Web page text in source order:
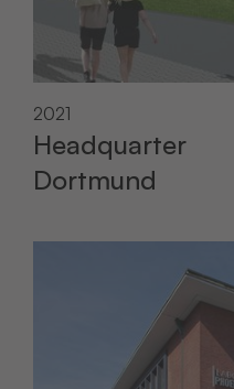
2021
Headquarter
Dortmund